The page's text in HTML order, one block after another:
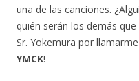
una de las canciones.
quién serán los demás que
Sr. Yokemura por
YMCK!